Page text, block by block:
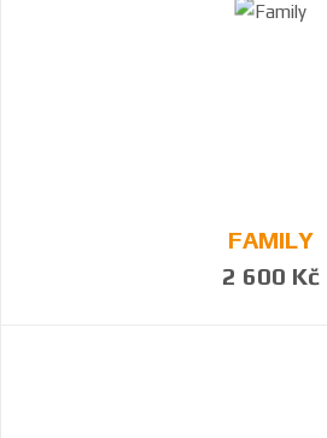
FAMILY
2 600 Kč